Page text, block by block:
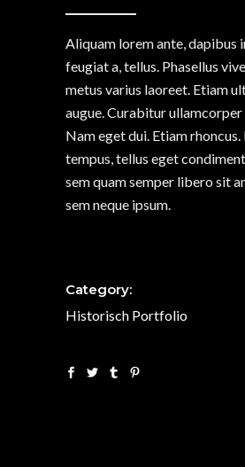
Aliquam lorem ante, dapibus
feugiat a, tellus. Phasellus
metus varius laoreet. Etiam
augue. Curabitur
Nam eget dui. Etiam rhoncus.
tempus, tellus eget
sem quam semper libero sit
sem neque ipsum.
Category:
Historisch Portfolio